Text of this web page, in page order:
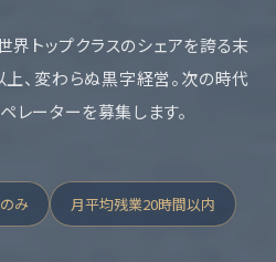
界トップクラスのシェアを誇る末
、変わらぬ黒字経営。次の時代
レーターを募集します。
み 月平均残業20時間以内